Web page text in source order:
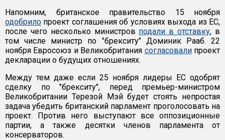
Напомним, британское правительство 15 ноября
одобрило проект соглашения об условиях выхода из ЕС,
после чего несколько министров подали в отставку, в
том числе министр по "брекситу" Доминик Рааб. 22
ноября Евросоюз и Великобритания согласовалипроект
декларации о будущих отношениях.
Между тем даже если 25 ноября лидеры ЕС одобрят
сделку по "брекситу", перед премьер-министром
Великобритании Терезой Мэй будет стоять непростая
задача убедить британский парламент проголосовать на
проект. Против него выступают все оппозиционные
партии, а также десятки членов парламента от
консерваторов.